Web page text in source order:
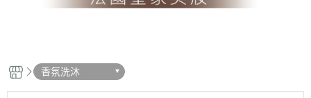
香氛洗沐